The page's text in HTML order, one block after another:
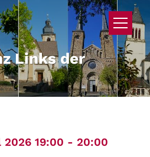
Links der
2026 19:00 - 20:00